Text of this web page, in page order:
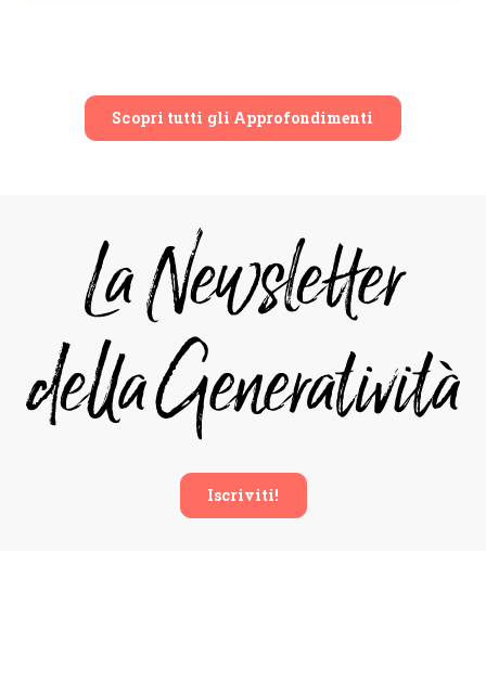
Scopri tutti gli Approfondimenti
Iscriviti!